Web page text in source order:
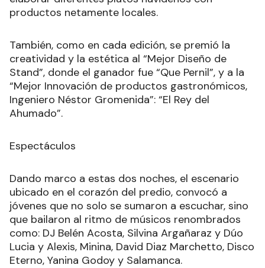
productos netamente locales.
También, como en cada edición, se premió la
creatividad y la estética al “Mejor Diseño de
Stand”, donde el ganador fue “Que Pernil”, y a la
“Mejor Innovación de productos gastronómicos,
Ingeniero Néstor Gromenida”: “El Rey del
Ahumado”.
Espectáculos
Dando marco a estas dos noches, el escenario
ubicado en el corazón del predio, convocó a
jóvenes que no solo se sumaron a escuchar, sino
que bailaron al ritmo de músicos renombrados
como: DJ Belén Acosta, Silvina Argañaraz y Dúo
Lucia y Alexis, Minina, David Diaz Marchetto, Disco
Eterno, Yanina Godoy y Salamanca.